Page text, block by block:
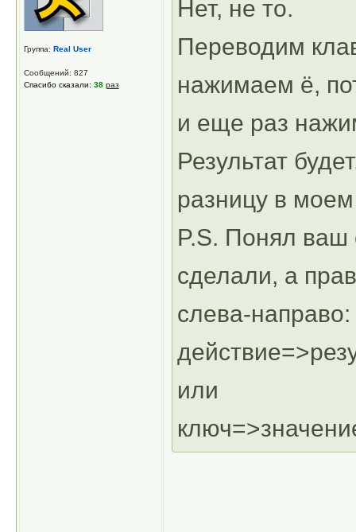
Группа: Real User
Сообщений: 827
Спасибо сказали: 38 раз
Нет, не то.
Переводим
нажимаем ё,
и еще раз
Результат
разницу в
P.S. Понял ваш
сделали, а
слева-направо:
или